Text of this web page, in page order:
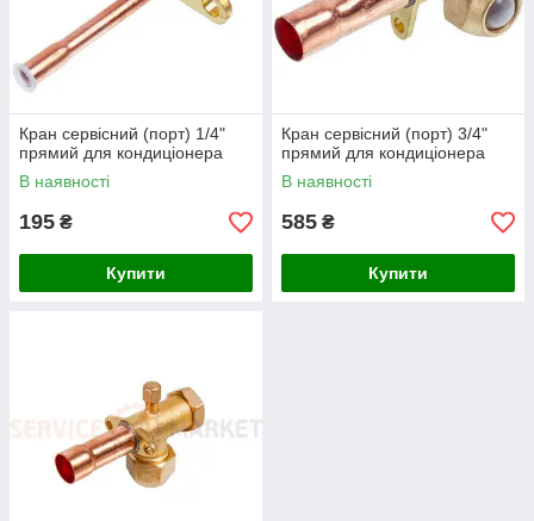
Кран сервісний (порт) 1/4"
прямий для кондиціонера
В наявності
195 ₴
Купити
Кран сервісний (порт) 3/4"
прямий для кондиціонера
В наявності
585 ₴
Купити